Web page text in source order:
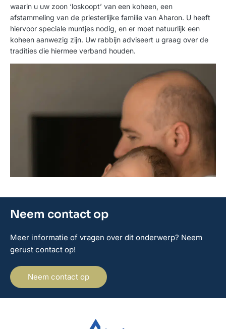
waarin u uw zoon ‘loskoopt’ van een koheen, een
afstammeling van de priesterlijke familie van Aharon. U heeft
hiervoor speciale muntjes nodig, en er moet natuurlijk een
koheen aanwezig zijn. Uw rabbijn adviseert u graag over de
tradities die hiermee verband houden.
Neem contact op
Meer informatie of vragen over dit onderwerp? Neem
gerust contact op!
Neem contact op